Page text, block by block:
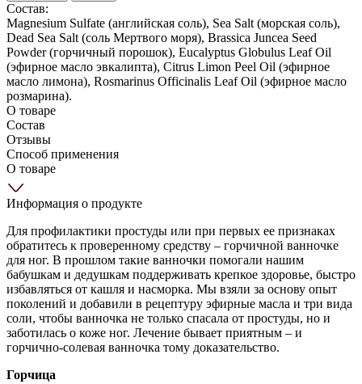
Состав:
Magnesium Sulfate (английская соль), Sea Salt (морская соль),
Dead Sea Salt (соль Мертвого моря), Brassica Juncea Seed
Powder (горчичный порошок), Eucalyptus Globulus Leaf Oil
(эфирное масло эвкалипта), Citrus Limon Peel Oil (эфирное
масло лимона), Rosmarinus Officinalis Leaf Oil (эфирное масло
розмарина).
О товаре
Состав
Отзывы
Способ применения
О товаре
Информация о продукте
Для профилактики простуды или при первых ее признаках
обратитесь к проверенному средству – горчичной ванночке
для ног. В прошлом такие ванночки помогали нашим
бабушкам и дедушкам поддерживать крепкое здоровье, быстро
избавляться от кашля и насморка. Мы взяли за основу опыт
поколений и добавили в рецептуру эфирные масла и три вида
соли, чтобы ванночка не только спасала от простуды, но и
заботилась о коже ног. Лечение бывает приятным – и
горчично-солевая ванночка тому доказательство.
Горчица